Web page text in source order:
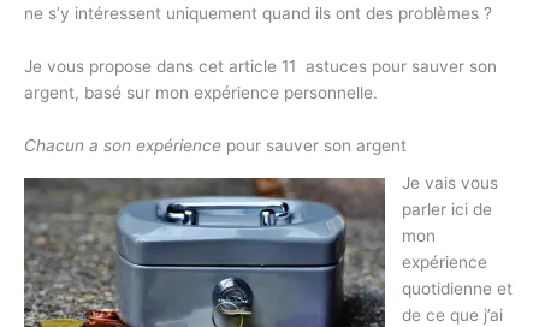
ne s’y intéressent uniquement quand ils ont des problèmes ?
Je vous propose dans cet article 11 astuces pour sauver son
argent, basé sur mon expérience personnelle.
Chacun a son expérience pour sauver son argent
Je vais vous
parler ici de
mon
expérience
quotidienne et
de ce que j’ai